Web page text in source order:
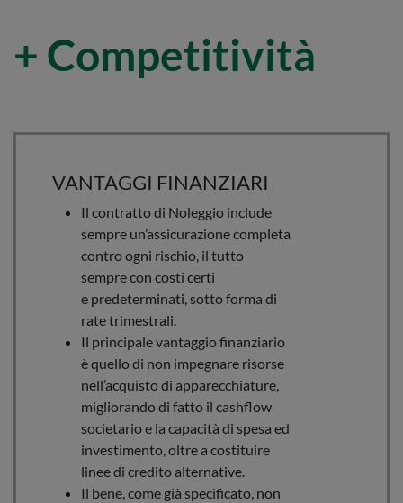
+ Competitività
VANTAGGI FINANZIARI
Il contratto di Noleggio include
sempre un’assicurazione completa
contro ogni rischio, il tutto
sempre con costi certi
e predeterminati, sotto forma di
rate trimestrali.
Il principale vantaggio finanziario
è quello di non impegnare risorse
nell’acquisto di apparecchiature,
migliorando di fatto il cashflow
societario e la capacità di spesa ed
investimento, oltre a costituire
linee di credito alternative.
Il bene, come già specificato, non